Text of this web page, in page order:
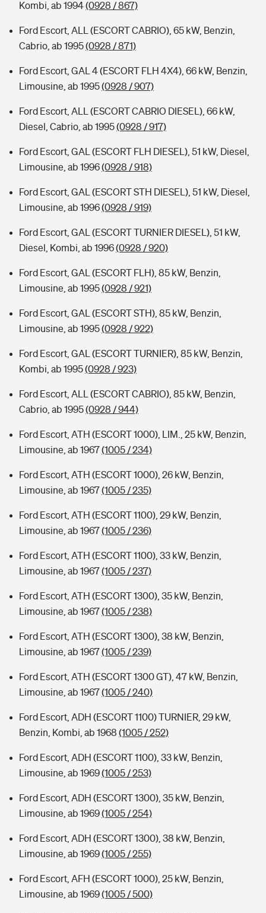
Kombi, ab 1994(0928 / 867)
Ford Escort, ALL (ESCORT CABRIO), 65 kW, Benzin,
Cabrio, ab 1995(0928 / 871)
Ford Escort, GAL 4 (ESCORT FLH 4X4), 66 kW, Benzin,
Limousine, ab 1995(0928 / 907)
Ford Escort, ALL (ESCORT CABRIO DIESEL), 66 kW,
Diesel, Cabrio, ab 1995(0928 / 917)
Ford Escort, GAL (ESCORT FLH DIESEL), 51 kW, Diesel,
Limousine, ab 1996(0928 / 918)
Ford Escort, GAL (ESCORT STH DIESEL), 51 kW, Diesel,
Limousine, ab 1996(0928 / 919)
Ford Escort, GAL (ESCORT TURNIER DIESEL), 51 kW,
Diesel, Kombi, ab 1996(0928 / 920)
Ford Escort, GAL (ESCORT FLH), 85 kW, Benzin,
Limousine, ab 1995(0928 / 921)
Ford Escort, GAL (ESCORT STH), 85 kW, Benzin,
Limousine, ab 1995(0928 / 922)
Ford Escort, GAL (ESCORT TURNIER), 85 kW, Benzin,
Kombi, ab 1995(0928 / 923)
Ford Escort, ALL (ESCORT CABRIO), 85 kW, Benzin,
Cabrio, ab 1995(0928 / 944)
Ford Escort, ATH (ESCORT 1000), LIM., 25 kW, Benzin,
Limousine, ab 1967(1005 / 234)
Ford Escort, ATH (ESCORT 1000), 26 kW, Benzin,
Limousine, ab 1967(1005 / 235)
Ford Escort, ATH (ESCORT 1100), 29 kW, Benzin,
Limousine, ab 1967(1005 / 236)
Ford Escort, ATH (ESCORT 1100), 33 kW, Benzin,
Limousine, ab 1967(1005 / 237)
Ford Escort, ATH (ESCORT 1300), 35 kW, Benzin,
Limousine, ab 1967(1005 / 238)
Ford Escort, ATH (ESCORT 1300), 38 kW, Benzin,
Limousine, ab 1967(1005 / 239)
Ford Escort, ATH (ESCORT 1300 GT), 47 kW, Benzin,
Limousine, ab 1967(1005 / 240)
Ford Escort, ADH (ESCORT 1100) TURNIER, 29 kW,
Benzin, Kombi, ab 1968 (1005 / 252)
Ford Escort, ADH (ESCORT 1100), 33 kW, Benzin,
Limousine, ab 1969(1005 / 253)
Ford Escort, ADH (ESCORT 1300), 35 kW, Benzin,
Limousine, ab 1969(1005 / 254)
Ford Escort, ADH (ESCORT 1300), 38 kW, Benzin,
Limousine, ab 1969(1005 / 255)
Ford Escort, AFH (ESCORT 1000), 25 kW, Benzin,
Limousine, ab 1969(1005 / 500)